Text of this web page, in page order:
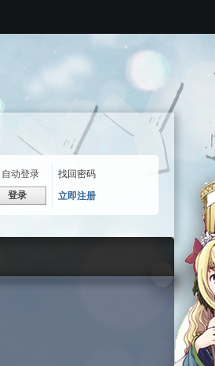
自动登录
找回密码
登录 立即注册